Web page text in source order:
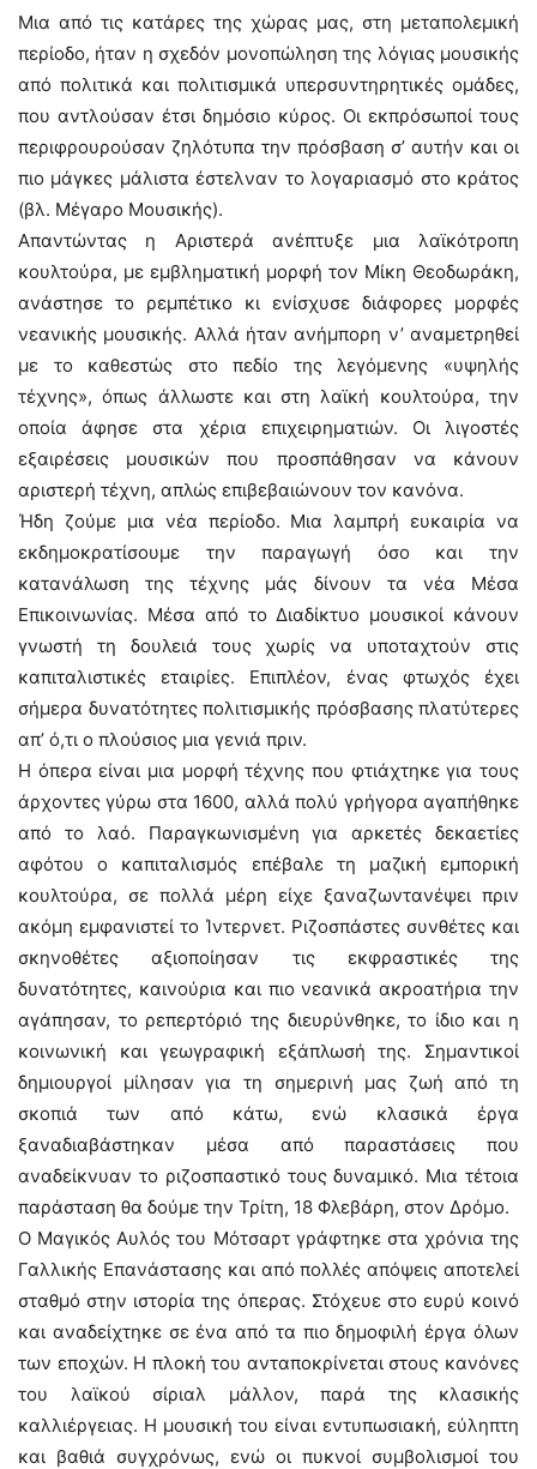
Μια από τις κατάρες της χώρας μας, στη μεταπολεμική
περίοδο, ήταν η σχεδόν μονοπώληση της λόγιας μουσικής
από πολιτικά και πολιτισμικά υπερσυντηρητικές ομάδες,
που αντλούσαν έτσι δημόσιο κύρος. Οι εκπρόσωποί τους
περιφρουρούσαν ζηλότυπα την πρόσβαση σ’ αυτήν και οι
πιο μάγκες μάλιστα έστελναν το λογαριασμό στο κράτος
(βλ. Μέγαρο Μουσικής).
Απαντώντας η Αριστερά ανέπτυξε μια λαϊκότροπη
κουλτούρα, με εμβληματική μορφή τον Μίκη Θεοδωράκη,
ανάστησε το ρεμπέτικο κι ενίσχυσε διάφορες μορφές
νεανικής μουσικής. Αλλά ήταν ανήμπορη ν’ αναμετρηθεί
με το καθεστώς στο πεδίο της λεγόμενης «υψηλής
τέχνης», όπως άλλωστε και στη λαϊκή κουλτούρα, την
οποία άφησε στα χέρια επιχειρηματιών. Οι λιγοστές
εξαιρέσεις μουσικών που προσπάθησαν να κάνουν
αριστερή τέχνη, απλώς επιβεβαιώνουν τον κανόνα.
Ήδη ζούμε μια νέα περίοδο. Μια λαμπρή ευκαιρία να
εκδημοκρατίσουμε την παραγωγή όσο και την
κατανάλωση της τέχνης μάς δίνουν τα νέα Μέσα
Επικοινωνίας. Μέσα από το Διαδίκτυο μουσικοί κάνουν
γνωστή τη δουλειά τους χωρίς να υποταχτούν στις
καπιταλιστικές εταιρίες. Επιπλέον, ένας φτωχός έχει
σήμερα δυνατότητες πολιτισμικής πρόσβασης πλατύτερες
απ’ ό,τι ο πλούσιος μια γενιά πριν.
Η όπερα είναι μια μορφή τέχνης που φτιάχτηκε για τους
άρχοντες γύρω στα 1600, αλλά πολύ γρήγορα αγαπήθηκε
από το λαό. Παραγκωνισμένη για αρκετές δεκαετίες
αφότου ο καπιταλισμός επέβαλε τη μαζική εμπορική
κουλτούρα, σε πολλά μέρη είχε ξαναζωντανέψει πριν
ακόμη εμφανιστεί το Ίντερνετ. Ριζοσπάστες συνθέτες και
σκηνοθέτες αξιοποίησαν τις εκφραστικές της
δυνατότητες, καινούρια και πιο νεανικά ακροατήρια την
αγάπησαν, το ρεπερτόριό της διευρύνθηκε, το ίδιο και η
κοινωνική και γεωγραφική εξάπλωσή της. Σημαντικοί
δημιουργοί μίλησαν για τη σημερινή μας ζωή από τη
σκοπιά των από κάτω, ενώ κλασικά έργα
ξαναδιαβάστηκαν μέσα από παραστάσεις που
αναδείκνυαν το ριζοσπαστικό τους δυναμικό. Μια τέτοια
παράσταση θα δούμε την Τρίτη, 18 Φλεβάρη, στον Δρόμο.
Ο Μαγικός Αυλός του Μότσαρτ γράφτηκε στα χρόνια της
Γαλλικής Επανάστασης και από πολλές απόψεις αποτελεί
σταθμό στην ιστορία της όπερας. Στόχευε στο ευρύ κοινό
και αναδείχτηκε σε ένα από τα πιο δημοφιλή έργα όλων
των εποχών. Η πλοκή του ανταποκρίνεται στους κανόνες
του λαϊκού σίριαλ μάλλον, παρά της κλασικής
καλλιέργειας. Η μουσική του είναι εντυπωσιακή, εύληπτη
και βαθιά συγχρόνως, ενώ οι πυκνοί συμβολισμοί του